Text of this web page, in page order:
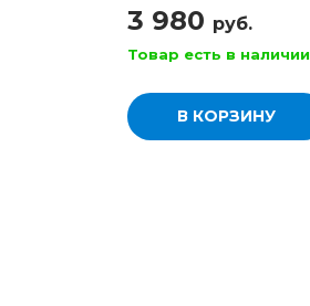
3 980 руб.
Товар есть в наличии
В КОРЗИНУ